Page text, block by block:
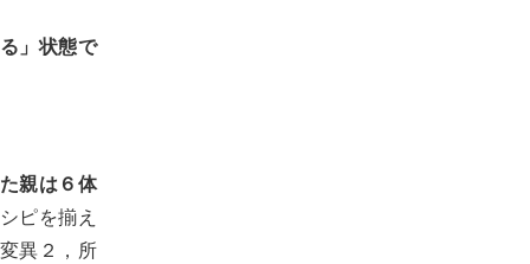
」状態で
親は６体
ピを揃え
異２，所